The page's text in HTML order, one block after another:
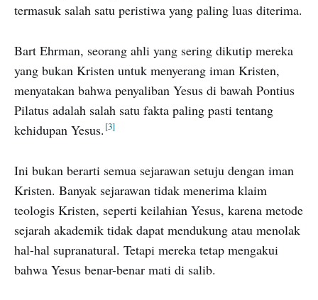
termasuk salah satu peristiwa yang paling luas diterima.
Bart Ehrman, seorang ahli yang sering dikutip mereka
yang bukan Kristen untuk menyerang iman Kristen,
menyatakan bahwa penyaliban Yesus di bawah Pontius
Pilatus adalah salah satu fakta paling pasti tentang
kehidupan Yesus. 3
Ini bukan berarti semua sejarawan setuju dengan iman
Kristen. Banyak sejarawan tidak menerima klaim
teologis Kristen, seperti keilahian Yesus, karena metode
sejarah akademik tidak dapat mendukung atau menolak
hal-hal supranatural. Tetapi mereka tetap mengakui
bahwa Yesus benar-benar mati di salib.